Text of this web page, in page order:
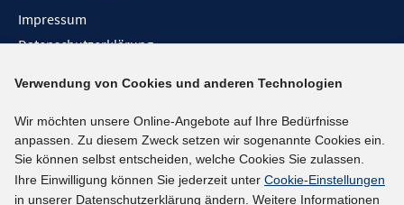
Impressum
Datenschutzerklärung
Barrieren melden
Social-Media-Kanäle
BlueSky
YouTube
Verwendung von Cookies und anderen Technologien
Wir möchten unsere Online-Angebote auf Ihre Bedürfnisse
anpassen. Zu diesem Zweck setzen wir sogenannte Cookies ein.
Sie können selbst entscheiden, welche Cookies Sie zulassen.
Ihre Einwilligung können Sie jederzeit unter Cookie-Einstellungen
in unserer Datenschutzerklärung ändern. Weitere Informationen